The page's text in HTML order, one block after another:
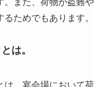
るためでもあります。
は。
は、宴会場において